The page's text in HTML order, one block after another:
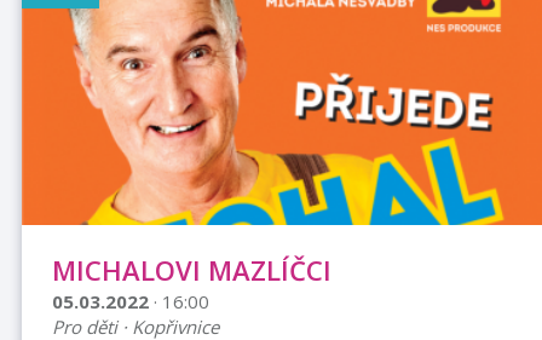
MICHALOVI MAZLÍČCI
05.03.2022 · 16:00
Pro děti · Kopřivnice